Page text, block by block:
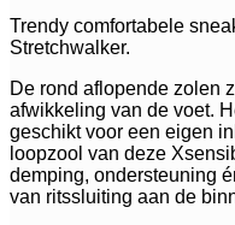
was:
€299,95.
is:
Trendy comfortabele
Stretchwalker.
De rond aflopende zolen
afwikkeling van de voet.
geschikt voor een eigen
loopzool van deze
demping, ondersteuning
van ritssluiting aan de